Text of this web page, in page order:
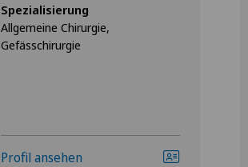
Spezialisierung
Allgemeine Chirurgie,
Gefässchirurgie
Profil ansehen